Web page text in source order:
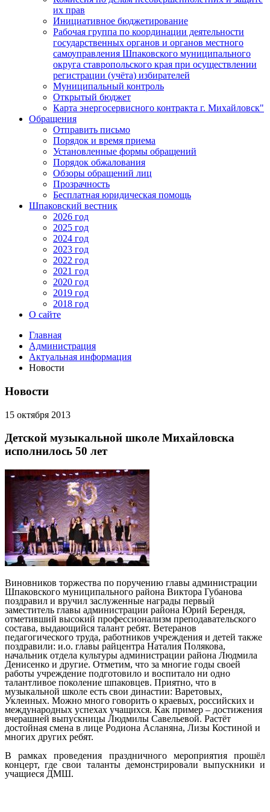
их прав
Инициативное бюджетирование
Рабочая группа по координации деятельности
государственных органов и органов местного
самоуправления Шпаковского муниципального
округа ставропольского края при осуществлении
регистрации (учёта) избирателей
Муниципальный контроль
Открытый бюджет
Карта энергосервисного контракта г. Михайловск"
Обращения
Отправить письмо
Порядок и время приема
Установленные формы обращений
Порядок обжалования
Обзоры обращений лиц
Прозрачность
Бесплатная юридическая помощь
Шпаковский вестник
2026 год
2025 год
2024 год
2023 год
2022 год
2021 год
2020 год
2019 год
2018 год
О сайте
Главная
Администрация
Актуальная информация
Новости
Новости
15 октября 2013
Детской музыкальной школе Михайловска
исполнилось 50 лет
Виновников торжества по поручению главы администрации
Шпаковского муниципального района Виктора Губанова
поздравил и вручил заслуженные награды первый
заместитель главы администрации района Юрий Берендя,
отметивший высокий профессионализм преподавательского
состава, выдающийся талант ребят. Ветеранов
педагогического труда, работников учреждения и детей также
поздравили: и.о. главы райцентра Наталия Полякова,
начальник отдела культуры администрации района Людмила
Денисенко и другие. Отметим, что за многие годы своей
работы учреждение подготовило и воспитало ни одно
талантливое поколение шпаковцев. Приятно, что в
музыкальной школе есть свои династии: Варетовых,
Уклеиных. Можно много говорить о краевых, российских и
международных успехах учащихся. Как пример – достижения
вчерашней выпускницы Людмилы Савельевой. Растёт
достойная смена в лице Родиона Асланяна, Лизы Костиной и
многих других ребят.
В рамках проведения праздничного мероприятия прошёл
концерт, где свои таланты демонстрировали выпускники и
учащиеся ДМШ.